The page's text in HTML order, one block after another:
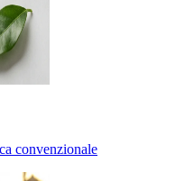
convenzionale